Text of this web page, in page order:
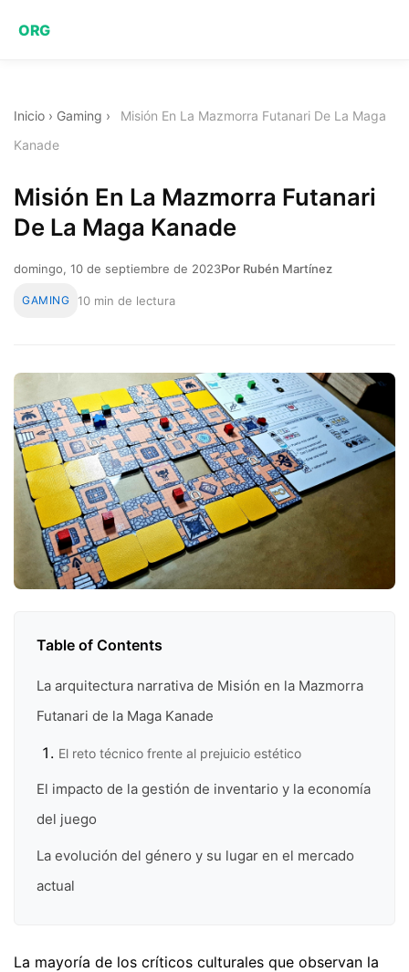
ORG
Inicio › Gaming ›
Misión En La Mazmorra Futanari De La Maga
Kanade
Misión En La Mazmorra Futanari
De La Maga Kanade
domingo, 10 de septiembre de 2023Por Rubén Martínez
GAMING 10 min de lectura
Table of Contents
La arquitectura narrativa de Misión en la Mazmorra
Futanari de la Maga Kanade
El reto técnico frente al prejuicio estético
El impacto de la gestión de inventario y la economía
del juego
La evolución del género y su lugar en el mercado
actual
La mayoría de los críticos culturales que observan la